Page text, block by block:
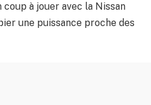
à jouer avec la Nissan
une puissance proche des